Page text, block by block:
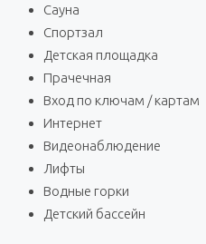
Сауна
Спортзал
Детская площадка
Прачечная
Вход по ключам / картам
Интернет
Видеонаблюдение
Лифты
Водные горки
Детский бассейн